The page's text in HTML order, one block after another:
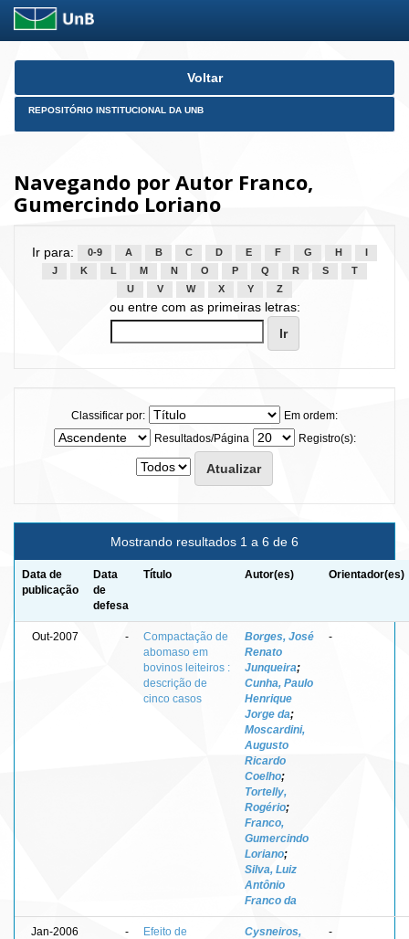
Skip
Voltar
REPOSITÓRIO INSTITUCIONAL DA UNB
Navegando por Autor Franco,
Gumercindo Loriano
Ir para: 0-9 A B C D E F G H
J
K L M N O P Q R S
T
U
V W X Y Z
ou entre com as primeiras letras:
Classificar por:
Em ordem:
Resultados/Página
Registro(s):
Mostrando resultados 1 a 6 de 6
Data de
publicação
Data
de
defesa
Título Autor(es) Orientador(es)
Out-2007 -
Compactação de
abomaso em
bovinos leiteiros :
descrição de
cinco casos
Borges, José
Renato
Junqueira;
Cunha, Paulo
Henrique
Jorge da;
Moscardini,
Augusto
Ricardo
Coelho;
Tortelly,
Rogério;
Franco,
Gumercindo
Loriano;
Silva, Luiz
Antônio
Franco da
-
Jan-2006 -
Efeito de
Cysneiros,
-